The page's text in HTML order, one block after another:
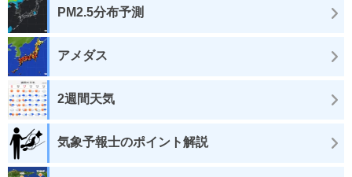
PM2.5分布予測
アメダス
2週間天気
気象予報士のポイント解説